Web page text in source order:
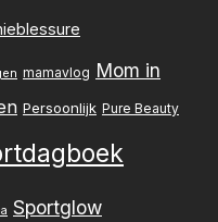
mamavlog Mom in
Persoonlijk Pure Beauty
Sportglow